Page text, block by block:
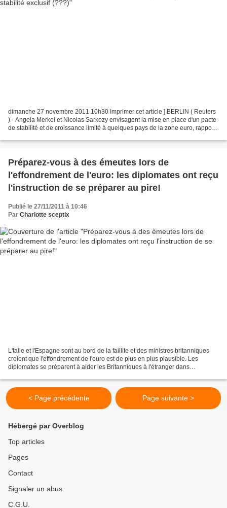
dimanche 27 novembre 2011 10h30 Imprimer cet article ] BERLIN ( Reuters
) - Angela Merkel et Nicolas Sarkozy envisagent la mise en place d'un pacte
de stabilité et de croissance limité à quelques pays de la zone euro, rapporte
Préparez-vous à des émeutes lors de
l'effondrement de l'euro: les diplomates ont reçu
l'instruction de se préparer au pire!
Publié le 27/11/2011 à 10:46
Par Charlotte sceptix
L'talie et l'Espagne sont au bord de la faillite et des ministres britanniques
croient que l'effondrement de l'euro est de plus en plus plausible. Les
diplomates se préparent à aider les Britanniques à l'étranger dans
< Page précédente Page suivante >
Hébergé par Overblog
Top articles
Pages
Contact
Signaler un abus
C.G.U.